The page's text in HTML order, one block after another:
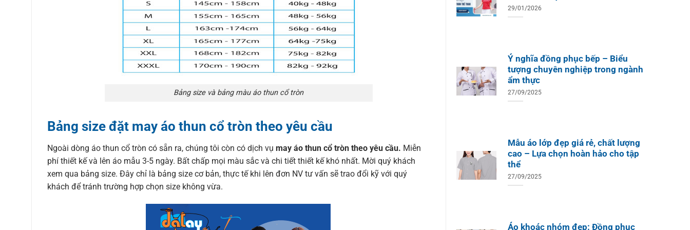
Bảng size và bảng màu áo thun cổ tròn
Bảng size đặt may áo thun cổ tròn theo yêu cầu
Ngoài dòng áo thun cổ tròn có sẵn ra, chúng tôi còn có dịch vụ may áo thun cổ tròn theo yêu cầu. Miễn
phí thiết kế và lên áo mẫu 3-5 ngày. Bất chấp mọi màu sắc và chi tiết thiết kế khó nhất. Mời quý khách
xem qua bảng size. Đây chỉ là bảng size cơ bản, thực tế khi lên đơn NV tư vấn sẽ trao đổi kỹ với quý
khách để tránh trường hợp chọn size không vừa.
29/01/2026
Ý nghĩa đồng phục bếp – Biểu
tượng chuyên nghiệp trong ngành
ẩm thực
27/09/2025
Mẫu áo lớp đẹp giá rẻ, chất lượng
cao – Lựa chọn hoàn hảo cho tập
thể
27/09/2025
Áo khoác nhóm đẹp: Đồng phục